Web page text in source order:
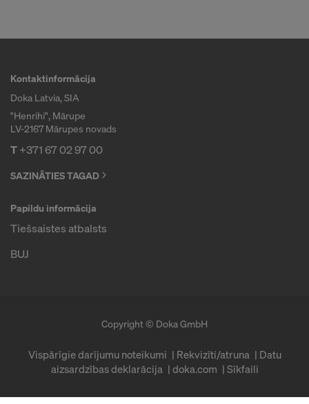
Kontaktinformācija
Doka Latvia, SIA
"Henrihi", Mārupe
LV-2167 Mārupes novads
T+371 67 02 97 00
SAZINĀTIES TAGAD
Papildu informācija
Tiešsaistes atbalsts
BUJ
Copyright © Doka GmbH
Vispārīgie darījumu noteikumi Rekvizīti/atruna
Datu
aizsardzības deklarācija
doka.com Sīkfaili